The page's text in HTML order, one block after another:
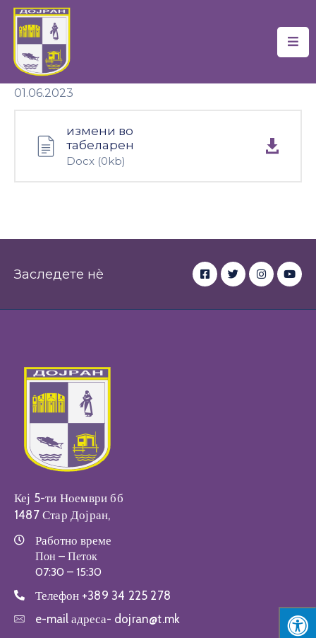
Почетна
Локална
Новости
Услуги
Финансии
01.06.2023
измени во
табеларен
Docx (0kb)
Заследете нè
Кеј 5-ти Ноември бб
1487 Стар Дојран,
Работно време
Пон – Петок
07:30 – 15:30
Телефон +389 34 225 278
e-mail адреса- dojran@t.mk